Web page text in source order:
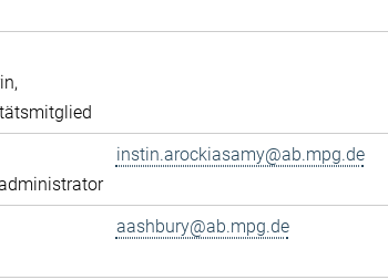
instin.arockiasamy@ab.mpg.de
aashbury@ab.mpg.de